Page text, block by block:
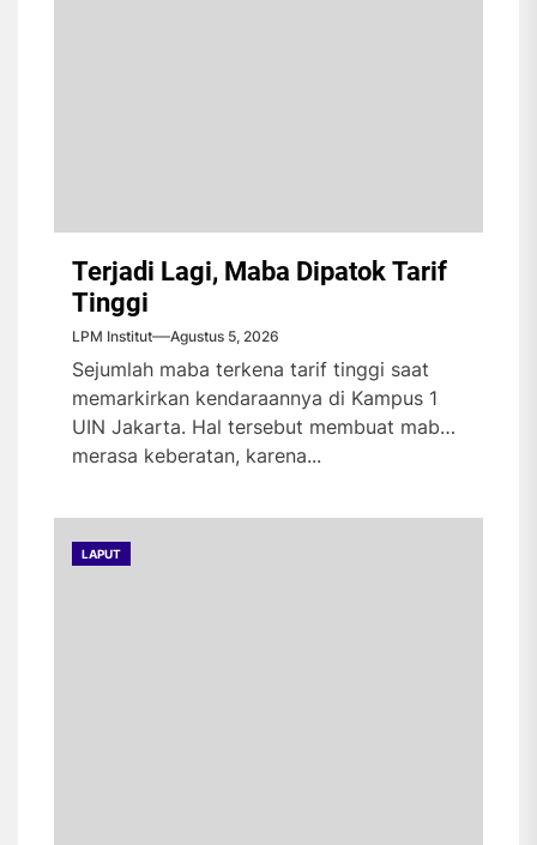
Terjadi Lagi, Maba Dipatok Tarif
Tinggi
LPM Institut Agustus 5, 2026
Sejumlah maba terkena tarif tinggi saat
memarkirkan kendaraannya di Kampus 1
UIN Jakarta. Hal tersebut membuat maba
merasa keberatan, karena...
LAPUT